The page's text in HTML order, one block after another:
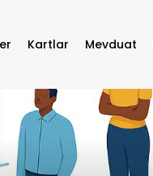
Kartlar Mevduat